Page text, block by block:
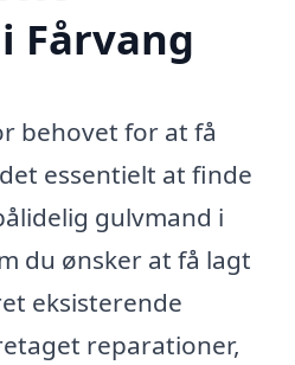
Fårvang
behovet for at få
essentielt at finde
gulvmand i
du ønsker at få lagt
eksisterende
reparationer,